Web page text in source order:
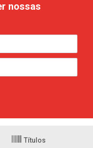
nossas
Títulos